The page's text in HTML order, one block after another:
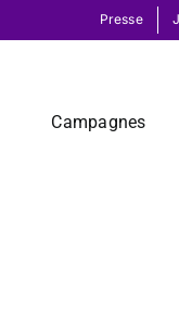
Presse
Campagnes